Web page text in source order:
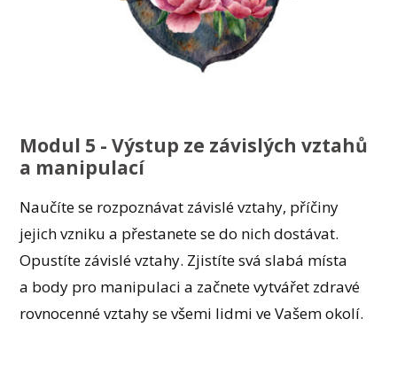
Modul 5 - Výstup ze závislých vztahů
a manipulací
Naučíte se rozpoznávat závislé vztahy, příčiny
jejich vzniku a přestanete se do nich dostávat.
Opustíte závislé vztahy. Zjistíte svá slabá místa
a body pro manipulaci a začnete vytvářet zdravé
rovnocenné vztahy se všemi lidmi ve Vašem okolí.